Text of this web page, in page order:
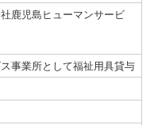
鹿児島ヒューマンサービ
事業所として福祉用具貸与